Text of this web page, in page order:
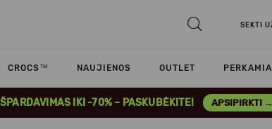
SEKTI
CROCS™ NAUJIENOS OUTLET
IKI -70% – PASKUBĖKITE! APSIPIRKTI →